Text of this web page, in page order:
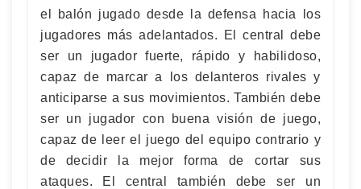
el balón jugado desde la defensa hacia los
jugadores más adelantados. El central debe
ser un jugador fuerte, rápido y habilidoso,
capaz de marcar a los delanteros rivales y
anticiparse a sus movimientos. También debe
ser un jugador con buena visión de juego,
capaz de leer el juego del equipo contrario y
de decidir la mejor forma de cortar sus
ataques. El central también debe ser un